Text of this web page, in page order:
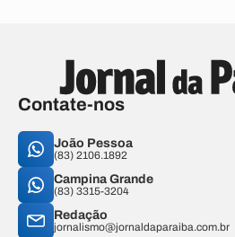
Contate-nos
João Pessoa
(83) 2106.1892
Campina Grande
(83) 3315-3204
Redação
jornalismo@jornaldaparaiba.com.br